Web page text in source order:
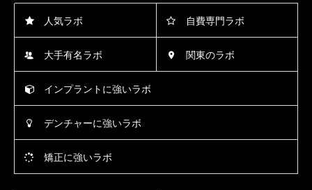
人気ラボ 自費専門ラボ
大手有名ラボ 関東のラボ
インプラントに強いラボ
デンチャーに強いラボ
矯正に強いラボ